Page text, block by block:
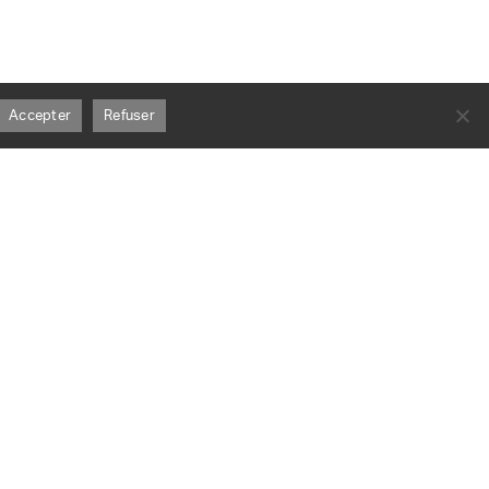
Accepter Refuser